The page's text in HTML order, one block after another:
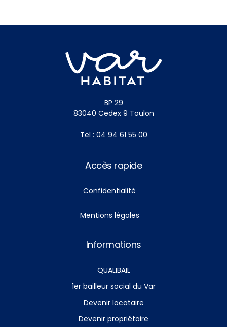
BP 29
83040 Cedex 9 Toulon
Tel : 04 94 61 55 00
Accès rapide
Confidentialité
Mentions légales
Informations
QUALIBAIL
1er bailleur social du Var
Devenir locataire
Devenir propriétaire